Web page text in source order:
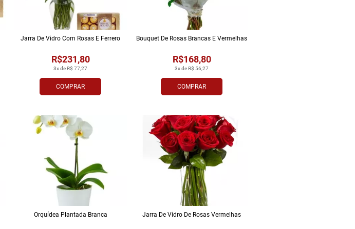
COMPRAR
3x de R$ 77,27
R$231,80
Jarra De Vidro Com Rosas E Ferrero
COMPRAR
3x de R$ 56,27
R$168,80
Bouquet De Rosas Brancas E Vermelhas
Orquídea Plantada Branca Jarra De Vidro De Rosas Vermelhas